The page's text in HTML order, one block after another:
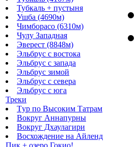
Тубкаль + пустыня
Ушба (4690м)
Чимборасо (6310м)
Чулу Западная
Эверест (8848м)
Эльбрус с востока
Эльбрус с запада
Эльбрус зимой
Эльбрус с севера
Эльбрус с юга
Треки
Tур по Высоким Татрам
Вокруг Аннапурны
Вокруг Дхаулагири
Восхождение на Айленд
Пик + озеро Гокио!